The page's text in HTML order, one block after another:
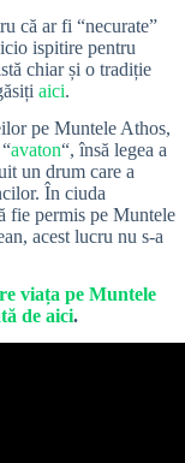
că ar fi “necurate”
ispitire pentru
chiar și o tradiție
aici.
pe Muntele Athos,
avaton“, însă legea a
un drum care a
În ciuda
fie permis pe Muntele
acest lucru nu s-a
viața pe Muntele
de aici.